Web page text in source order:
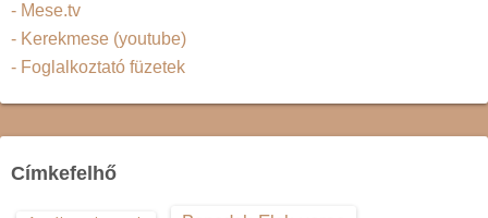
- Mese.tv
- Kerekmese (youtube)
- Foglalkoztató füzetek
Címkefelhő